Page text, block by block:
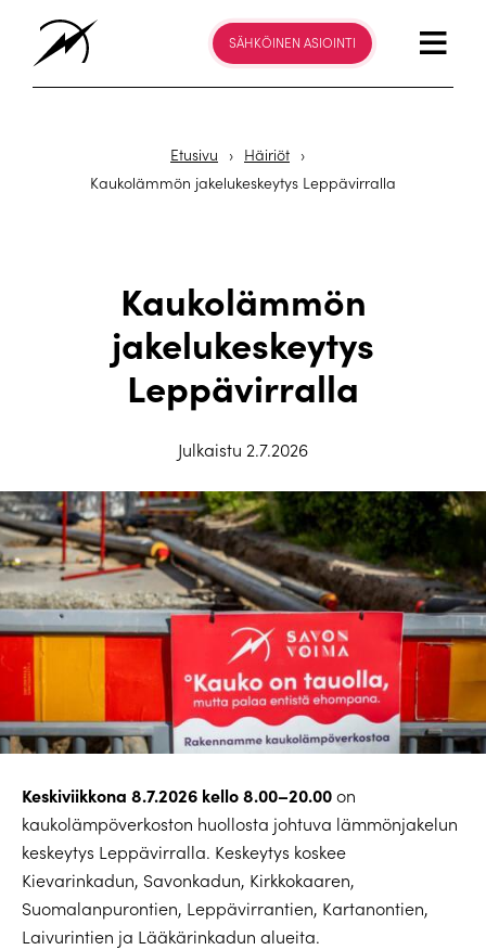
SÄHKÖINEN ASIOINTI
Etusivu › Häiriöt ›
Kaukolämmön jakelukeskeytys Leppävirralla
Kaukolämmön
jakelukeskeytys
Leppävirralla
Julkaistu 2.7.2026
Keskiviikkona 8.7.2026 kello 8.00–20.00on
kaukolämpöverkoston huollosta johtuva lämmönjakelun
keskeytys Leppävirralla. Keskeytys koskee
Kievarinkadun, Savonkadun, Kirkkokaaren,
Suomalanpurontien, Leppävirrantien, Kartanontien,
Laivurintien ja Lääkärinkadun alueita.